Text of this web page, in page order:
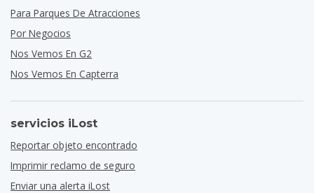
Para Parques De Atracciones
Por Negocios
Nos Vemos En G2
Nos Vemos En Capterra
servicios iLost
Reportar objeto encontrado
Imprimir reclamo de seguro
Enviar una alerta iLost